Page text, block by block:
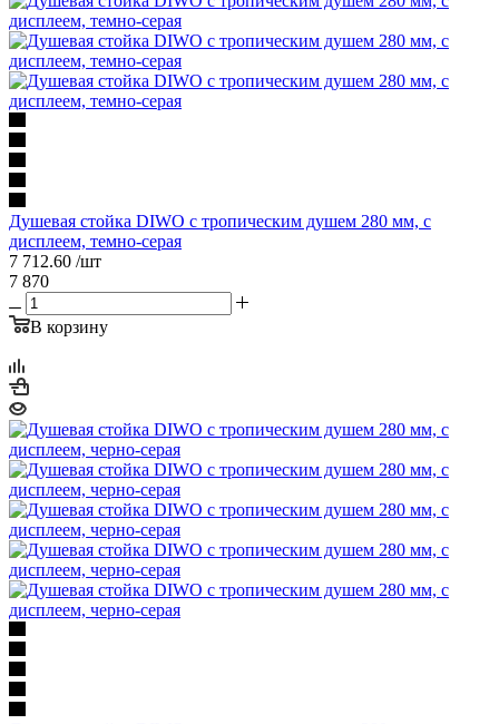
Душевая стойка DIWO с тропическим душем 280 мм, с
дисплеем, темно-серая
7 712.60 /шт
7 870
В корзину